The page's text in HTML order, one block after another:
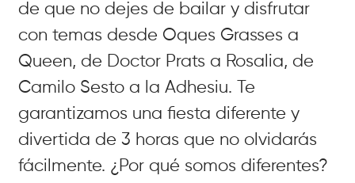
de que no dejes de bailar y disfrutar
con temas desde Oques Grasses a
Queen, de Doctor Prats a Rosalia, de
Camilo Sesto a la Adhesiu. Te
garantizamos una fiesta diferente y
divertida de 3 horas que no olvidarás
fácilmente. ¿Por qué somos diferentes?